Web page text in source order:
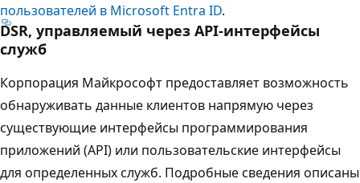
пользователей в Microsoft Entra ID.
DSR, управляемый через API-интерфейсы
служб
Корпорация Майкрософт предоставляет возможность
обнаруживать данные клиентов напрямую через
существующие интерфейсы программирования
приложений (API) или пользовательские интерфейсы
для определенных служб. Подробные сведения описаны